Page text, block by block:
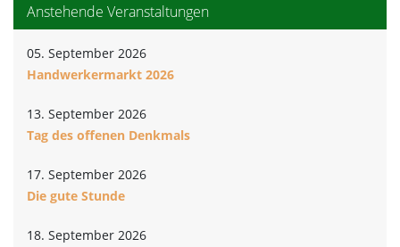
Anstehende Veranstaltungen
05. September 2026
Handwerkermarkt 2026
13. September 2026
Tag des offenen Denkmals
17. September 2026
Die gute Stunde
18. September 2026